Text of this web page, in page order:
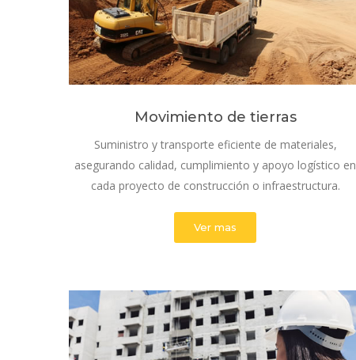
Movimiento de tierras
Suministro y transporte eficiente de materiales,
asegurando calidad, cumplimiento y apoyo logístico en
cada proyecto de construcción o infraestructura.
Ver mas